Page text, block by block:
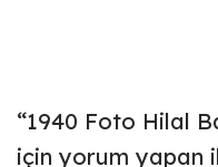
“1940 Foto Hilal
için yorum yapan